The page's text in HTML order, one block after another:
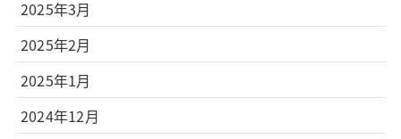
2025年3月
2025年2月
2025年1月
2024年12月